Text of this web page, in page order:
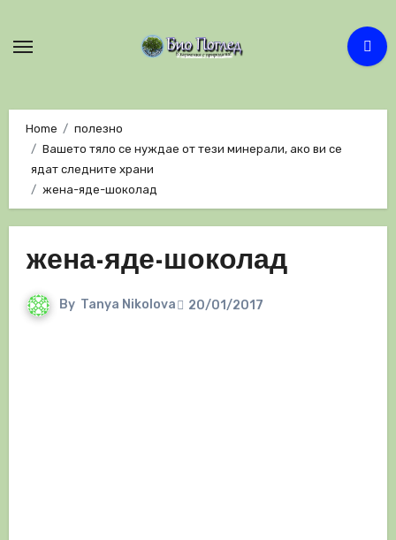
Home
полезно
Вашето тяло се нуждае от тези минерали, ако ви се
ядат следните храни
жена-яде-шоколад
жена-яде-шоколад
By Tanya Nikolova 20/01/2017